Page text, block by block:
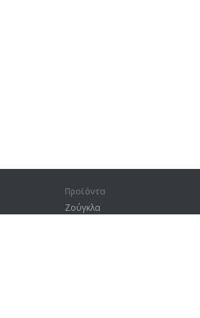
Προϊόντα
Ζούγκλα